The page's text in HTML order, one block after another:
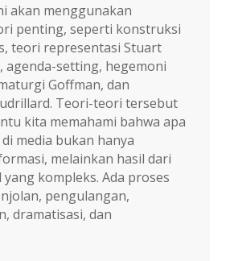
akan menggunakan
penting, seperti konstruksi
teori representasi Stuart
agenda-setting, hegemoni
Goffman, dan
Teori-teori tersebut
kita memahami bahwa apa
media bukan hanya
melainkan hasil dari
kompleks. Ada proses
pengulangan,
dramatisasi, dan